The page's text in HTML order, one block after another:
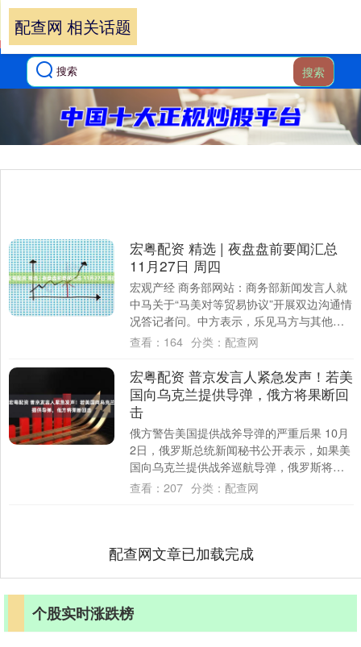
搜索
配查网 相关话题
宏粤配资 精选 | 夜盘盘前要闻汇总
11月27日 周四
宏观产经 商务部网站：商务部新闻发言人就
中马关于“马美对等贸易协议”开展双边沟通情
况答记者问。中方表示，乐见马方与其他国
家通过商签经贸协议解决分歧。但任何协议
查看： 164 分类： 配查网
宏粤配资 普京发言人紧急发声！若美
国向乌克兰提供导弹，俄方将果断回
击
俄方警告美国提供战斧导弹的严重后果 10月
2日，俄罗斯总统新闻秘书公开表示，如果美
国向乌克兰提供战斧巡航导弹，俄罗斯将采
取强硬反应。这类导弹射程高达2500公里....
查看： 207 分类： 配查网
配查网文章已加载完成
个股实时涨跌榜